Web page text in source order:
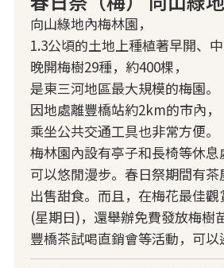
向山綠地內梅林園，
1.3公頃的土地上種植著早開、中
晚開梅樹29種，約400棵，
是東三河地區最大規模的梅園。
因地處離豐橋站約2km的市內，
乘坐公共交通工具也非常方便。
梅林園內設有亭子和長椅等休息
可以悠閒漫步。春日祭期間有茶
出售甜食。而且，在梅花最佳觀
(星期日)，還舉辦免費發放梅樹
豐橋茶試喝直銷會等活動，可以